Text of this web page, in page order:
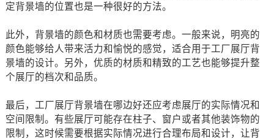
定背景墙的位置也是一种很好的方法。
此外，背景墙的颜色和材质也需要考虑。一般来说，明亮的
颜色能够给人带来活力和愉悦的感觉，适合用于工厂展厅背
景墙的设计。另外，优质的材质和精致的工艺也能够提升整
个展厅的档次和品质。
最后，工厂展厅背景墙在哪边好还应考虑展厅的实际情况和
空间限制。有些展厅可能存在柱子、窗户或者其他装饰物的
限制，这时候需要根据实际情况进行合理布局和设计，让背